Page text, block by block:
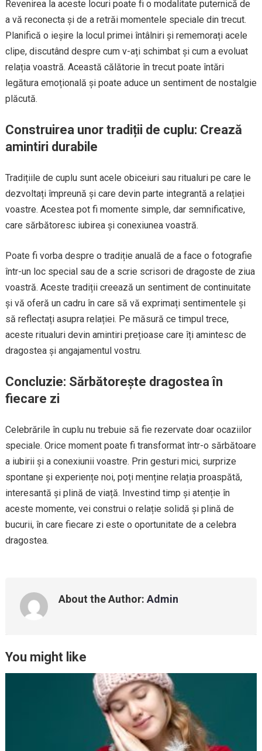
Revenirea la aceste locuri poate fi o modalitate puternică de
a vă reconecta și de a retrăi momentele speciale din trecut.
Planifică o ieșire la locul primei întâlniri și rememorați acele
clipe, discutând despre cum v-ați schimbat și cum a evoluat
relația voastră. Această călătorie în trecut poate întări
legătura emoțională și poate aduce un sentiment de nostalgie
plăcută.
Construirea unor tradiții de cuplu: Crează
amintiri durabile
Tradițiile de cuplu sunt acele obiceiuri sau ritualuri pe care le
dezvoltați împreună și care devin parte integrantă a relației
voastre. Acestea pot fi momente simple, dar semnificative,
care sărbătoresc iubirea și conexiunea voastră.
Poate fi vorba despre o tradiție anuală de a face o fotografie
într-un loc special sau de a scrie scrisori de dragoste de ziua
voastră. Aceste tradiții creează un sentiment de continuitate
și vă oferă un cadru în care să vă exprimați sentimentele și
să reflectați asupra relației. Pe măsură ce timpul trece,
aceste ritualuri devin amintiri prețioase care îți amintesc de
dragostea și angajamentul vostru.
Concluzie: Sărbătorește dragostea în
fiecare zi
Celebrările în cuplu nu trebuie să fie rezervate doar ocaziilor
speciale. Orice moment poate fi transformat într-o sărbătoare
a iubirii și a conexiunii voastre. Prin gesturi mici, surprize
spontane și experiențe noi, poți menține relația proaspătă,
interesantă și plină de viață. Investind timp și atenție în
aceste momente, vei construi o relație solidă și plină de
bucurii, în care fiecare zi este o oportunitate de a celebra
dragostea.
About the Author: Admin
You might like